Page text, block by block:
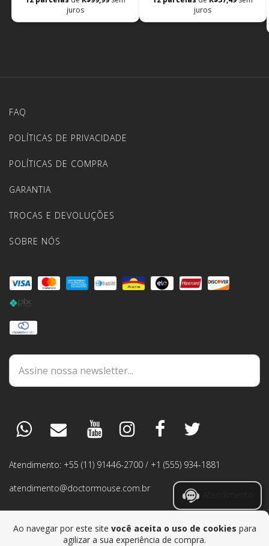
Ao navegar por este site você aceita o uso de cookies para
agilizar a sua experiência de compra.
juros
juros
FAQ
POLÍTICAS DE PRIVACIDADE
POLÍTICAS DE COMPRA
GARANTIA
TROCAS E DEVOLUÇÕES
SOBRE NÓS
Atendimento: +55 (11) 91446-2700 / +1 (555) 934-1881
atendimento@doctormouse.com.br
DÚVIDAS
GARANTIA